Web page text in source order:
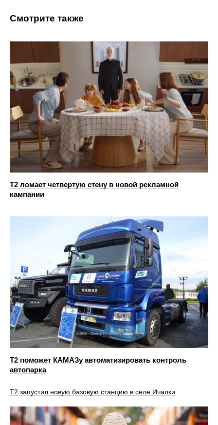
Смотрите также
Т2 ломает четвертую стену в новой рекламной
кампании
T2 поможет КАМАЗу автоматизировать контроль
автопарка
Т2 запустил новую базовую станцию в селе Ичалки